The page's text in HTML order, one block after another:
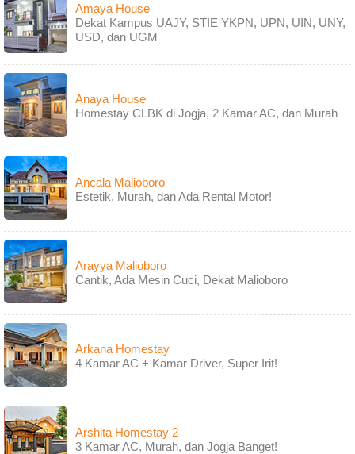
Amaya House
Dekat Kampus UAJY, STIE YKPN, UPN, UIN, UNY,
USD, dan UGM
Anaya House
Homestay CLBK di Jogja, 2 Kamar AC, dan Murah
Ancala Malioboro
Estetik, Murah, dan Ada Rental Motor!
Arayya Malioboro
Cantik, Ada Mesin Cuci, Dekat Malioboro
Arkana Homestay
4 Kamar AC + Kamar Driver, Super Irit!
Arshita Homestay 2
3 Kamar AC, Murah, dan Jogja Banget!